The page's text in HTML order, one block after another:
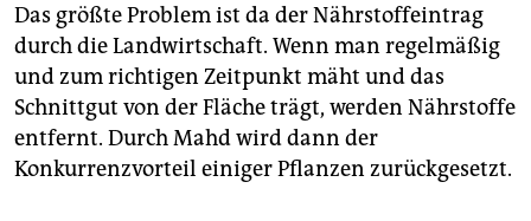
Das größte Problem ist da der Nährstoffeintrag
durch die Landwirtschaft. Wenn man regelmäßig
und zum richtigen Zeitpunkt mäht und das
Schnittgut von der Fläche trägt, werden Nährstoffe
entfernt. Durch Mahd wird dann der
Konkurrenzvorteil einiger Pflanzen zurückgesetzt.